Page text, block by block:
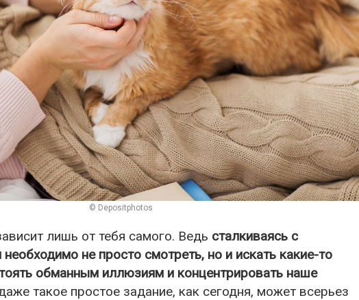
© Depositphotos
лишь от тебя самого. Ведь сталкиваясь с
не просто смотреть, но и искать какие-то
обманным иллюзиям и концентрировать наше
такое простое задание, как сегодня, может всерьез